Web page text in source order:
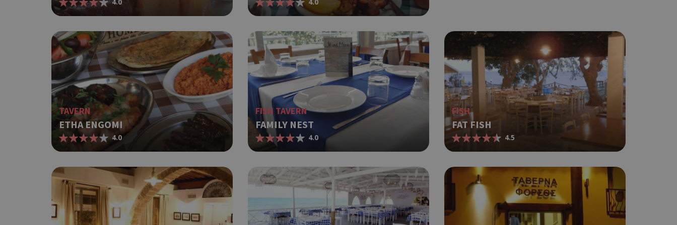
TAVERN
ETHA ENGOMI
4.0
FISH TAVERN
FAMILY NEST
4.0
FISH
FAT FISH
4.5
example is maintaining a logged-in status for a
G_ENABLED_IDPS
Google LLC
.cyprus.wiz-
guide.com
Session Used to Sign in with Google
takeOverCookie
cyprus.wiz-
guide.com
1 day
Χρησιμοποιείται για σκοπούς Capping δηλαδή να
εμφανίζει μόνο μια φορά την ημέρα στον χρήστη
διάφορες διαφημιστικές ενέργειες όπως είναι το
take over banner και τα push up και push down
banners.
ShowNewVisitorPopup
cyprus.wiz-
guide.com
Χρησιμοποιείται για σκοπούς Capping δηλαδή να
εμφανίζει μόνο μια φορά την ημέρα στον χρήστη
διάφορες διαφημιστικές ενέργειες όπως είναι το
take over banner και τα push up και push down
LangCookie
cyprusen.wiz-
guide.com
1 week 3
days
Χρησιμοποιείται για να προσδιορίσει την
επιλεγμένη γλώσσα του επισκέπτη.
PHPSESSID
cyprusen.wiz-
guide.com
Session
Cookie generated by applications based on the
PHP language. This is a general purpose identifier
used to maintain user session variables. It is